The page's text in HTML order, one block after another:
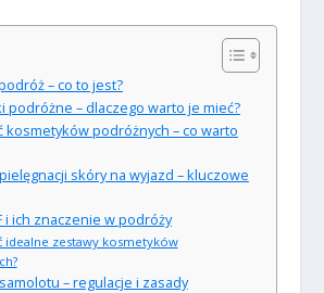
– co to jest?
podróżne – dlaczego warto je mieć?
kosmetyków podróżnych – co warto
skóry na wyjazd – kluczowe
i ich znaczenie w podróży
idealne zestawy kosmetyków
– regulacje i zasady